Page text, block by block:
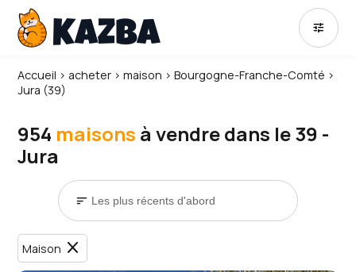
tune
Accueil › acheter ›maison ›Bourgogne-Franche-Comté ›
Jura (39)
954 maisons à vendre dans le 39 -
Jura
sort
Maison close